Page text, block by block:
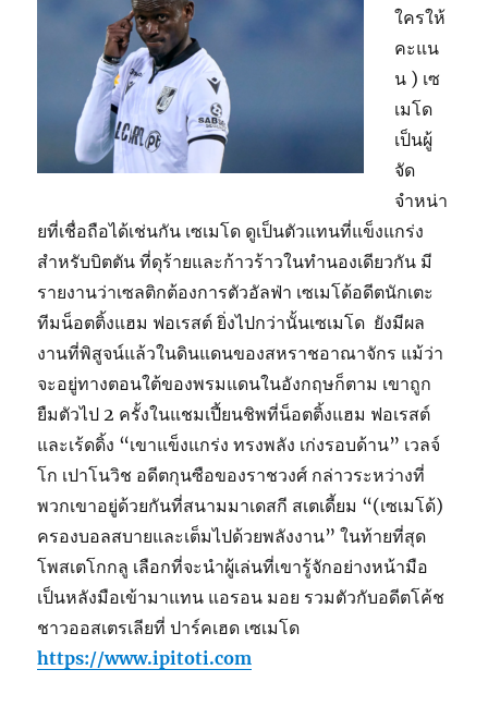
ใครให้
คะแน
น ) เซ
เมโด
เป็นผู้
จัด
จำหน่า
ยที่เชื่อถือได้เช่นกัน เซเมโด ดูเป็นตัวแทนที่แข็งแกร่ง
สำหรับบิตตัน ที่ดุร้ายและก้าวร้าวในทำนองเดียวกัน มี
รายงานว่าเซลติกต้องการตัวอัลฟ่า เซเมโด้อดีตนักเตะ
ทีมน็อตติ้งแฮม ฟอเรสต์ ยิ่งไปกว่านั้นเซเมโด ยังมีผล
งานที่พิสูจน์แล้วในดินแดนของสหราชอาณาจักร แม้ว่า
จะอยู่ทางตอนใต้ของพรมแดนในอังกฤษก็ตาม เขาถูก
ยืมตัวไป 2 ครั้งในแชมเปี้ยนชิพที่น็อตติ้งแฮม ฟอเรสต์
และเร้ดดิ้ง “เขาแข็งแกร่ง ทรงพลัง เก่งรอบด้าน” เวลจ์
โก เปาโนวิช อดีตกุนซือของราชวงศ์ กล่าวระหว่างที่
พวกเขาอยู่ด้วยกันที่สนามมาเดสกี สเตเดี้ยม “(เซเมโด้)
ครองบอลสบายและเต็มไปด้วยพลังงาน” ในท้ายที่สุด
โพสเตโกกลู เลือกที่จะนำผู้เล่นที่เขารู้จักอย่างหน้ามือ
เป็นหลังมือเข้ามาแทน แอรอน มอย รวมตัวกับอดีตโค้ช
ชาวออสเตรเลียที่ ปาร์คเฮด เซเมโด
https://www.ipitoti.com